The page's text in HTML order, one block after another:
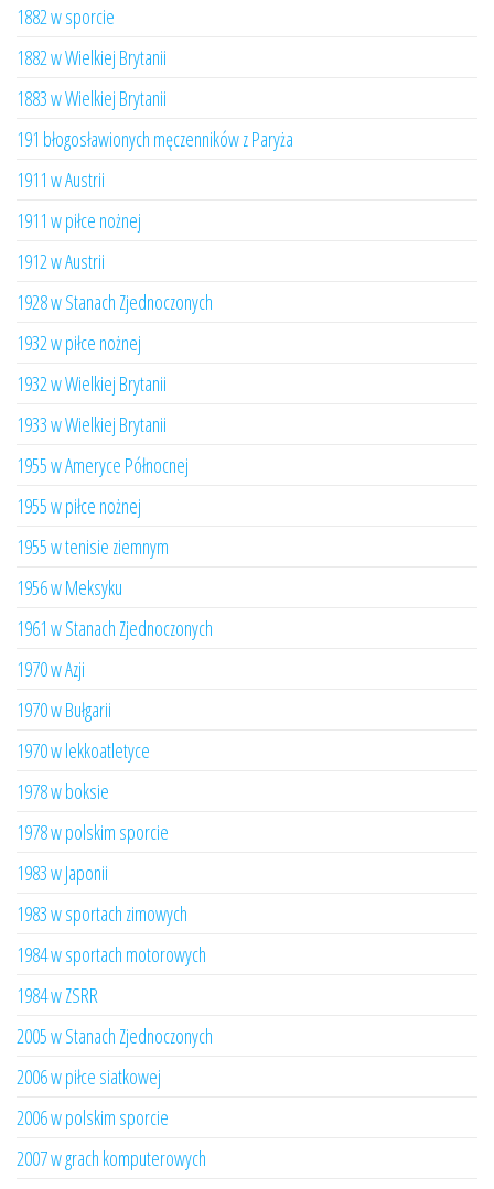
1882 w sporcie
1882 w Wielkiej Brytanii
1883 w Wielkiej Brytanii
191 błogosławionych męczenników z Paryża
1911 w Austrii
1911 w piłce nożnej
1912 w Austrii
1928 w Stanach Zjednoczonych
1932 w piłce nożnej
1932 w Wielkiej Brytanii
1933 w Wielkiej Brytanii
1955 w Ameryce Północnej
1955 w piłce nożnej
1955 w tenisie ziemnym
1956 w Meksyku
1961 w Stanach Zjednoczonych
1970 w Azji
1970 w Bułgarii
1970 w lekkoatletyce
1978 w boksie
1978 w polskim sporcie
1983 w Japonii
1983 w sportach zimowych
1984 w sportach motorowych
1984 w ZSRR
2005 w Stanach Zjednoczonych
2006 w piłce siatkowej
2006 w polskim sporcie
2007 w grach komputerowych